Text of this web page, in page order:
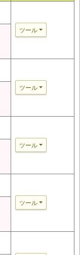
ツール
ツール
ツール
ツール